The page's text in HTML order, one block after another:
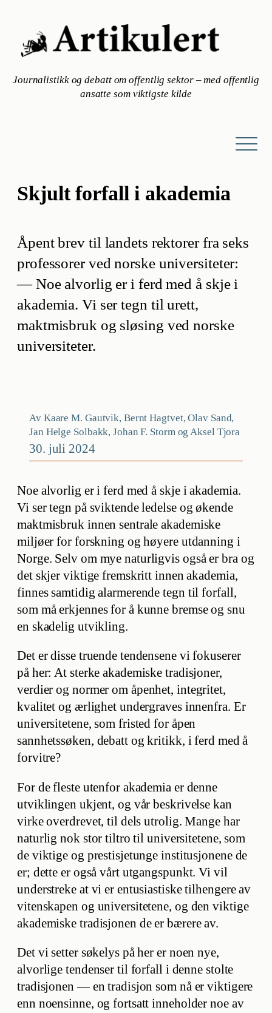
innhold
Journalistikk og debatt om offentlig sektor – med offentlig
ansatte som viktigste kilde
Skjult forfall i akademia
Åpent brev til landets rektorer fra seks
professorer ved norske universiteter:
— Noe alvorlig er i ferd med å skje i
akademia. Vi ser tegn til urett,
maktmisbruk og sløsing ved norske
universiteter.
Av Kaare M. Gautvik, Bernt Hagtvet, Olav Sand,
Jan Helge Solbakk, Johan F. Storm og Aksel Tjora
30. juli 2024
Noe alvorlig er i ferd med å skje i akademia.
Vi ser tegn på sviktende ledelse og økende
maktmisbruk innen sentrale akademiske
miljøer for forskning og høyere utdanning i
Norge. Selv om mye naturligvis også er bra og
det skjer viktige fremskritt innen akademia,
finnes samtidig alarmerende tegn til forfall,
som må erkjennes for å kunne bremse og snu
en skadelig utvikling.
Det er disse truende tendensene vi fokuserer
på her: At sterke akademiske tradisjoner,
verdier og normer om åpenhet, integritet,
kvalitet og ærlighet undergraves innenfra. Er
universitetene, som fristed for åpen
sannhetssøken, debatt og kritikk, i ferd med å
forvitre?
For de fleste utenfor akademia er denne
utviklingen ukjent, og vår beskrivelse kan
virke overdrevet, til dels utrolig. Mange har
naturlig nok stor tiltro til universitetene, som
de viktige og prestisjetunge institusjonene de
er; dette er også vårt utgangspunkt. Vi vil
understreke at vi er entusiastiske tilhengere av
vitenskapen og universitetene, og den viktige
akademiske tradisjonen de er bærere av.
Det vi setter søkelys på her er noen nye,
alvorlige tendenser til forfall i denne stolte
tradisjonen — en tradisjon som nå er viktigere
enn noensinne, og fortsatt inneholder noe av